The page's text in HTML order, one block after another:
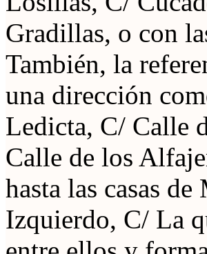
Gradillas, o con
También, la
una dirección
Ledicta, C/ Calle
Calle de los
hasta las casas
Izquierdo, C/ La